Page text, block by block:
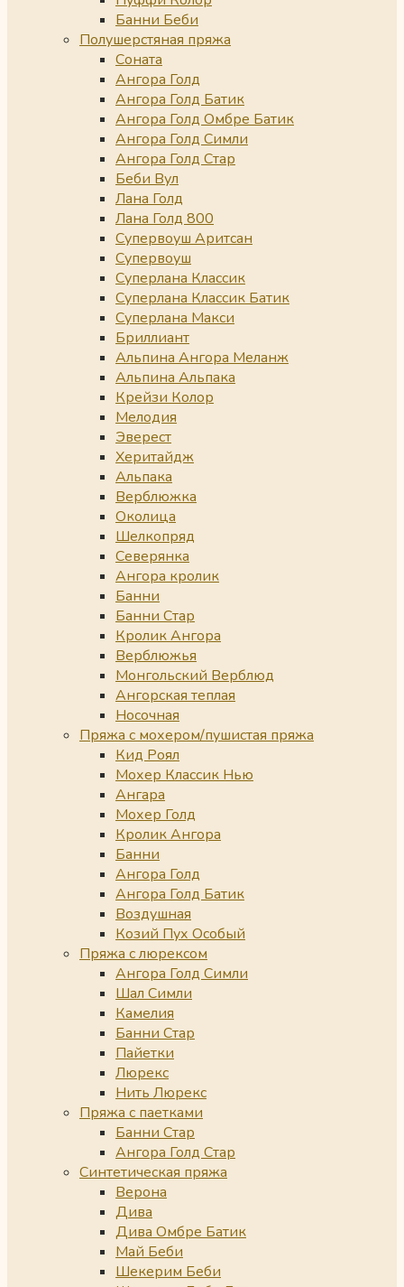
Банни Беби
Полушерстяная пряжа
Соната
Ангора Голд
Ангора Голд Батик
Ангора Голд Омбре Батик
Ангора Голд Симли
Ангора Голд Стар
Беби Вул
Лана Голд
Лана Голд 800
Супервоуш Аритсан
Супервоуш
Суперлана Классик
Суперлана Классик Батик
Суперлана Макси
Бриллиант
Альпина Ангора Меланж
Альпина Альпака
Крейзи Колор
Мелодия
Эверест
Херитайдж
Альпака
Верблюжка
Околица
Шелкопряд
Северянка
Ангора кролик
Банни
Банни Стар
Кролик Ангора
Верблюжья
Монгольский Верблюд
Ангорская теплая
Носочная
Пряжа с мохером/пушистая пряжа
Кид Роял
Мохер Классик Нью
Ангара
Мохер Голд
Кролик Ангора
Банни
Ангора Голд
Ангора Голд Батик
Воздушная
Козий Пух Особый
Пряжа с люрексом
Ангора Голд Симли
Шал Симли
Камелия
Банни Стар
Пайетки
Люрекс
Нить Люрекс
Пряжа с паетками
Банни Стар
Ангора Голд Стар
Синтетическая пряжа
Верона
Дива
Дива Омбре Батик
Май Беби
Шекерим Беби